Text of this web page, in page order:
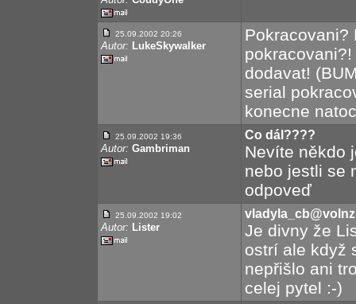
25.09.2002 20:26
Autor: LukeSkywalker
Pokracovani?
dodavat!
serial
konecne
25.09.2002 19:36
Autor: Gambriman
Co dál????
Nevíte někdo
nebo jestli se
odpoveď
25.09.2002 19:02
Autor: Lister
Je divny že
ostrí ale když
nepřišlo ani
celej pytel :-)